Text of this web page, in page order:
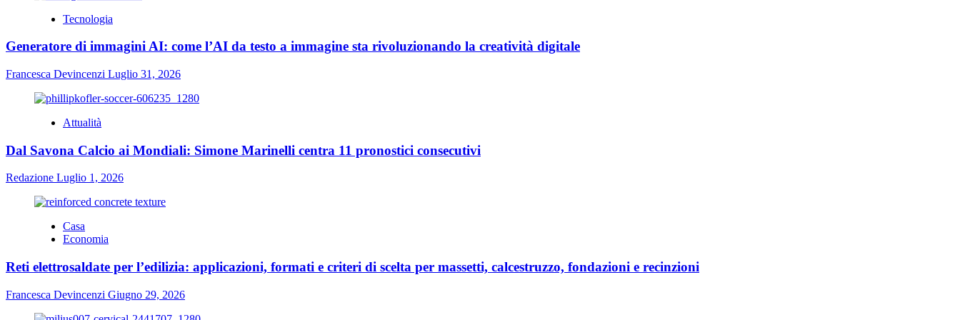
Tecnologia
Generatore di immagini AI: come l’AI da testo a immagine sta rivoluzionando la creatività digitale
Francesca Devincenzi Luglio 31, 2026
Attualità
Dal Savona Calcio ai Mondiali: Simone Marinelli centra 11 pronostici consecutivi
Redazione Luglio 1, 2026
Casa
Economia
Reti elettrosaldate per l’edilizia: applicazioni, formati e criteri di scelta per massetti, calcestruzzo, fondazioni e recinzioni
Francesca Devincenzi Giugno 29, 2026